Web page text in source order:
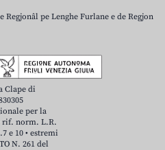
Regjonâl pe Lenghe Furlane e de Regjon
Clape di
per la
rif. norm. L.R.
e 10 • estremi
N. 261 del